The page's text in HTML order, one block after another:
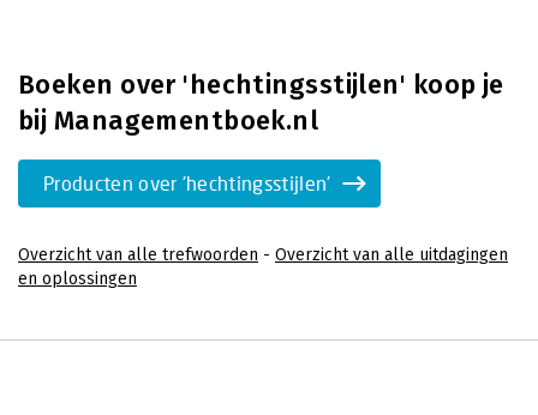
Boeken over 'hechtingsstijlen' koop je
bij Managementboek.nl
Producten over 'hechtingsstijlen'
Overzicht van alle trefwoorden - Overzicht van alle uitdagingen
en oplossingen